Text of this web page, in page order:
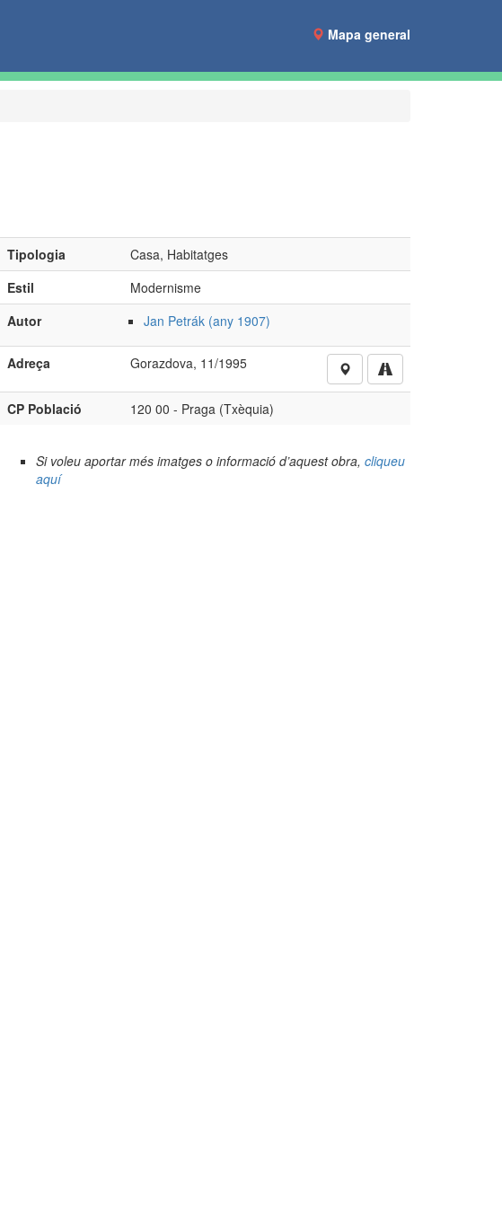
Mapa general
Tipologia
Casa, Habitatges
Estil
Modernisme
Autor
Jan Petrák (any 1907)
Adreça Gorazdova, 11/1995
CP Població 120 00 - Praga (Txèquia)
Si voleu aportar més imatges o informació d’aquest obra, cliqueu
aquí